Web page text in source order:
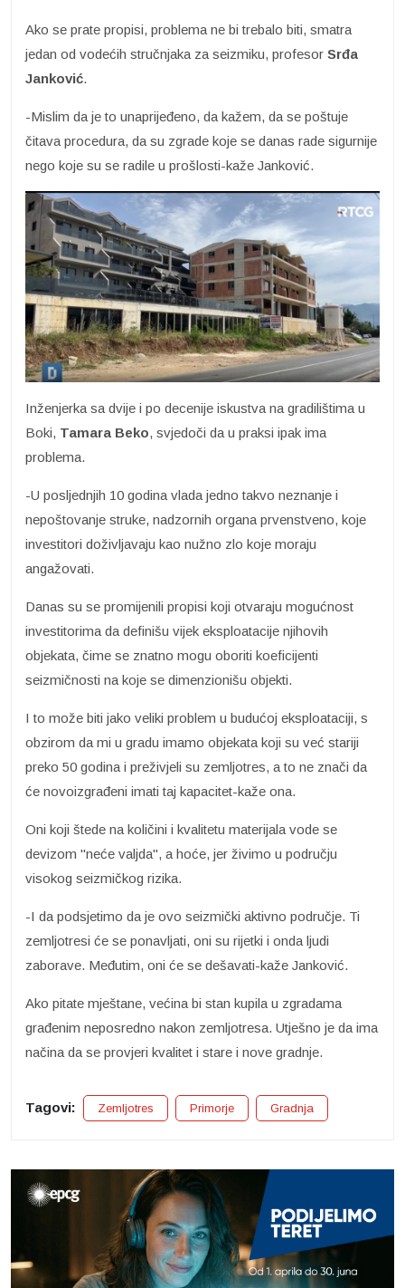
Ako se prate propisi, problema ne bi trebalo biti, smatra
jedan od vodećih stručnjaka za seizmiku, profesor Srđa
Janković.
-Mislim da je to unaprijeđeno, da kažem, da se poštuje
čitava procedura, da su zgrade koje se danas rade sigurnije
nego koje su se radile u prošlosti-kaže Janković.
Inženjerka sa dvije i po decenije iskustva na gradilištima u
Boki, Tamara Beko, svjedoči da u praksi ipak ima
problema.
-U posljednjih 10 godina vlada jedno takvo neznanje i
nepoštovanje struke, nadzornih organa prvenstveno, koje
investitori doživljavaju kao nužno zlo koje moraju
angažovati.
Danas su se promijenili propisi koji otvaraju mogućnost
investitorima da definišu vijek eksploatacije njihovih
objekata, čime se znatno mogu oboriti koeficijenti
seizmičnosti na koje se dimenzionišu objekti.
I to može biti jako veliki problem u budućoj eksploataciji, s
obzirom da mi u gradu imamo objekata koji su već stariji
preko 50 godina i preživjeli su zemljotres, a to ne znači da
će novoizgrađeni imati taj kapacitet-kaže ona.
Oni koji štede na količini i kvalitetu materijala vode se
devizom "neće valjda", a hoće, jer živimo u području
visokog seizmičkog rizika.
-I da podsjetimo da je ovo seizmički aktivno područje. Ti
zemljotresi će se ponavljati, oni su rijetki i onda ljudi
zaborave. Međutim, oni će se dešavati-kaže Janković.
Ako pitate mještane, većina bi stan kupila u zgradama
građenim neposredno nakon zemljotresa. Utješno je da ima
načina da se provjeri kvalitet i stare i nove gradnje.
Tagovi: Zemljotres Primorje Gradnja